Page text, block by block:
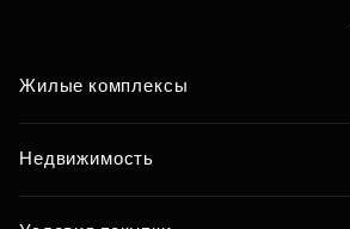
Жилые комплексы
Недвижимость